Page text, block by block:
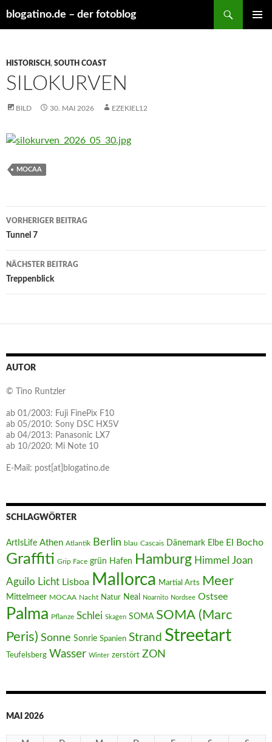
blogatino.de – der fotoblog
HISTORISCH, SOUTH COAST
SILOKURVEN
BILD 30. MAI 2026 EZEKIEL12
MOCAA
Beitragsnavigation
VORHERIGER BEITRAG
Tunnel 7
NÄCHSTER BEITRAG
Treppenblick
AUTOR
© Tino Runtzler
ab 01/2003: Fuji FinePix F10
ab 05/2010: Sony DSC HX5V
ab 04/2013: Panasonic LX7
ab 10/2020: Mi Note 10
E-Mail: post[at]blogatino.de
SCHLAGWÖRTER
ArtIsLife Athen Atlantik Berlin blau Cascais Dänemark Elbe El Bocho
Graffiti Grip Face grün Hafen Hamburg Himmel Joan
Aguilo Licht Lisboa Mallorca Martial Arts Meer
Mittelmeer MOCAA Nacht Natur Neal Noarnito Nordsee Ostsee
Palma Pflanze Schlei Skagen SOMA SOMA (Marc
Peris) Sonne Sonrie Spanien Strand Streetart
Teufelsberg Wasser Winter zerstört ZON
MAI 2026